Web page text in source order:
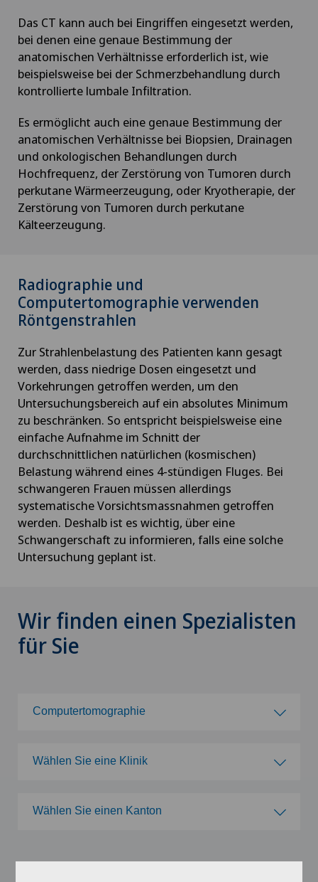
Das CT kann auch bei Eingriffen eingesetzt werden,
bei denen eine genaue Bestimmung der
anatomischen Verhältnisse erforderlich ist, wie
beispielsweise bei der Schmerzbehandlung durch
kontrollierte lumbale Infiltration.
Es ermöglicht auch eine genaue Bestimmung der
anatomischen Verhältnisse bei Biopsien, Drainagen
und onkologischen Behandlungen durch
Hochfrequenz, der Zerstörung von Tumoren durch
perkutane Wärmeerzeugung, oder Kryotherapie, der
Zerstörung von Tumoren durch perkutane
Kälteerzeugung.
Radiographie und
Computertomographie verwenden
Röntgenstrahlen
Zur Strahlenbelastung des Patienten kann gesagt
werden, dass niedrige Dosen eingesetzt und
Vorkehrungen getroffen werden, um den
Untersuchungsbereich auf ein absolutes Minimum
zu beschränken. So entspricht beispielsweise eine
einfache Aufnahme im Schnitt der
durchschnittlichen natürlichen (kosmischen)
Belastung während eines 4-stündigen Fluges. Bei
schwangeren Frauen müssen allerdings
systematische Vorsichtsmassnahmen getroffen
werden. Deshalb ist es wichtig, über eine
Schwangerschaft zu informieren, falls eine solche
Untersuchung geplant ist.
Wir finden einen Spezialisten
für Sie
Computertomographie
Akromioklavikuläre Dislokation
Wählen Sie eine Klinik
Wählen Sie einen Kanton